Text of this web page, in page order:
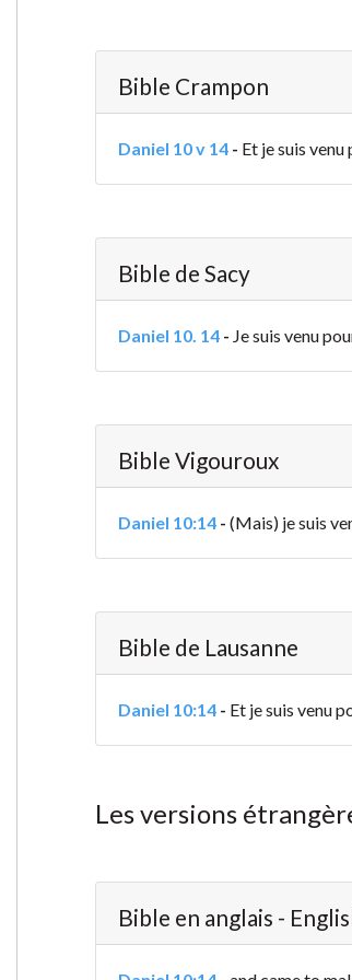
Bible Crampon
Daniel 10 v 14- Et je suis
Bible de Sacy
Daniel 10. 14- Je suis venu
Bible Vigouroux
Daniel 10:14- (Mais) je suis
Bible de Lausanne
Daniel 10:14- Et je suis venu
Les versions
Bible en anglais -